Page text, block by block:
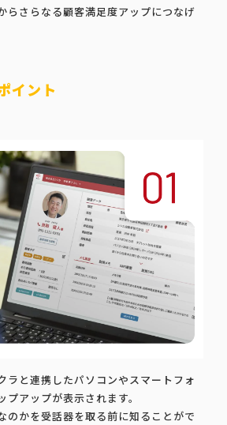
らさらなる顧客満足度アップにつなげ
イント
ラと連携したパソコンやスマートフォ
プアップが表示されます。
のかを受話器を取る前に知ることがで